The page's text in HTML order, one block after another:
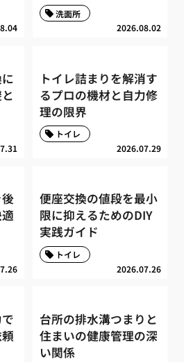
2026.08.02
洗面所
トイレ詰まりを解消す
るプロの機材と自力修
理の限界
2026.07.29
トイレ
便座交換の値段を最小
限に抑えるためのDIY
実践ガイド
2026.07.26
トイレ
台所の排水溝つまりと
住まいの健康管理の深
い関係